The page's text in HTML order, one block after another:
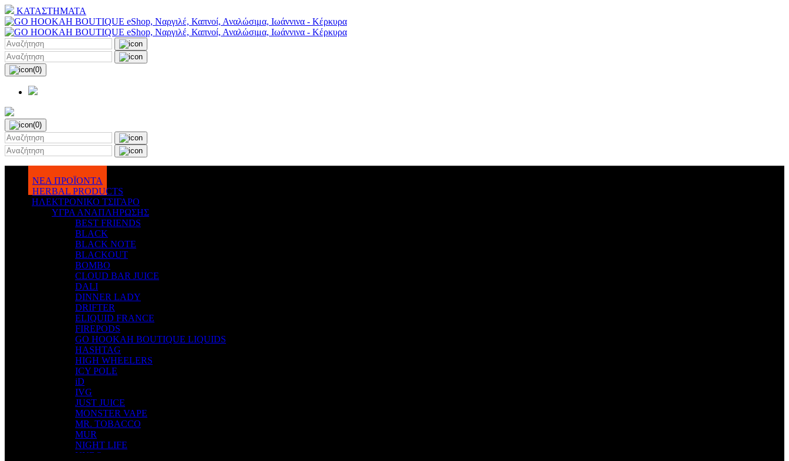
ΚΑΤΑΣΤΗΜΑΤΑ
(0)
(0)
ΝΕΑ ΠΡΟΪΟΝΤΑ
HERBAL PRODUCTS
ΗΛΕΚΤΡΟΝΙΚΟ ΤΣΙΓΑΡΟ
ΥΓΡΑ ΑΝΑΠΛΗΡΩΣΗΣ
BEST FRIENDS
BLACK
BLACK NOTE
BLACKOUT
BOMBO
CLOUD BAR JUICE
DALI
DINNER LADY
DRIFTER
ELIQUID FRANCE
FIREPODS
GO HOOKAH BOUTIQUE LIQUIDS
HASHTAG
HIGH WHEELERS
ICY POLE
iD
IVG
JUST JUICE
MONSTER VAPE
MR. TOBACCO
MUR
NIGHT LIFE
NUBO